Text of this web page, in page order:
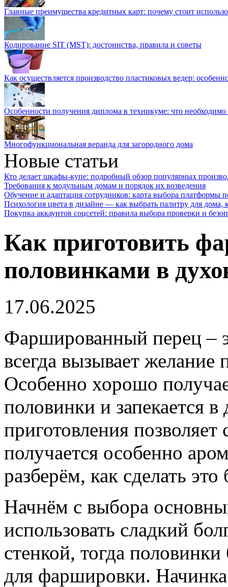
Главные преимущества кредитных карт: почему стоит
Кодирование SIT (MST): достоинства, правила и советы
Как осуществляется производство пластиковых ведер:
Особенности получения диплома в техникуме: что необходимо
Многофункциональная веранда для загородного дома
Новые статьи
Кто делает шкафы-купе: подробный обзор популярных
Требования к модульным домам и порядок их возведения
Обучение и адаптация сотрудников: карта выбора платформы
Психология цвета в дизайне — как выбрать палитру для дома,
Покупка аккаунтов соцсетей: правила выбора проверки и
Как приготовить
половинками в
17.06.2025
Фаршированный перец –
всегда вызывает желание
Особенно хорошо
половинки и запекается
приготовления
получается особенно
разберём, как сделать
Начнём с выбора
использовать сладкий
стенкой, тогда
для фаршировки.